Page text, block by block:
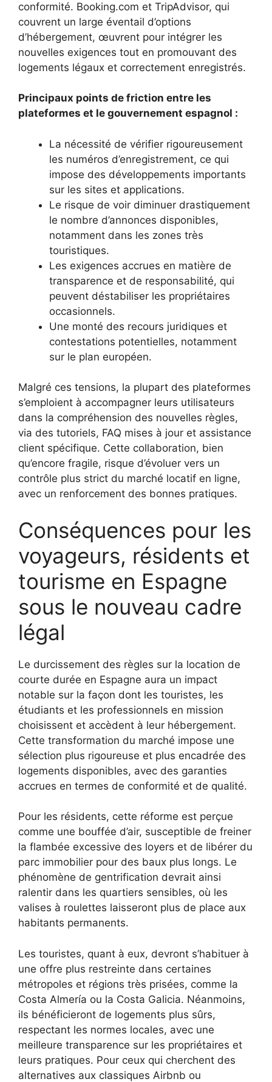
conformité. Booking.com et TripAdvisor, qui
couvrent un large éventail d’options
d’hébergement, œuvrent pour intégrer les
nouvelles exigences tout en promouvant des
logements légaux et correctement enregistrés.
Principaux points de friction entre les
plateformes et le gouvernement espagnol :
La nécessité de vérifier rigoureusement
les numéros d’enregistrement, ce qui
impose des développements importants
sur les sites et applications.
Le risque de voir diminuer drastiquement
le nombre d’annonces disponibles,
notamment dans les zones très
touristiques.
Les exigences accrues en matière de
transparence et de responsabilité, qui
peuvent déstabiliser les propriétaires
occasionnels.
Une monté des recours juridiques et
contestations potentielles, notamment
sur le plan européen.
Malgré ces tensions, la plupart des plateformes
s’emploient à accompagner leurs utilisateurs
dans la compréhension des nouvelles règles,
via des tutoriels, FAQ mises à jour et assistance
client spécifique. Cette collaboration, bien
qu’encore fragile, risque d’évoluer vers un
contrôle plus strict du marché locatif en ligne,
avec un renforcement des bonnes pratiques.
Conséquences pour les
voyageurs, résidents et
tourisme en Espagne
sous le nouveau cadre
légal
Le durcissement des règles sur la location de
courte durée en Espagne aura un impact
notable sur la façon dont les touristes, les
étudiants et les professionnels en mission
choisissent et accèdent à leur hébergement.
Cette transformation du marché impose une
sélection plus rigoureuse et plus encadrée des
logements disponibles, avec des garanties
accrues en termes de conformité et de qualité.
Pour les résidents, cette réforme est perçue
comme une bouffée d’air, susceptible de freiner
la flambée excessive des loyers et de libérer du
parc immobilier pour des baux plus longs. Le
phénomène de gentrification devrait ainsi
ralentir dans les quartiers sensibles, où les
valises à roulettes laisseront plus de place aux
habitants permanents.
Les touristes, quant à eux, devront s’habituer à
une offre plus restreinte dans certaines
métropoles et régions très prisées, comme la
Costa Almería ou la Costa Galicia. Néanmoins,
ils bénéficieront de logements plus sûrs,
respectant les normes locales, avec une
meilleure transparence sur les propriétaires et
leurs pratiques. Pour ceux qui cherchent des
alternatives aux classiques Airbnb ou